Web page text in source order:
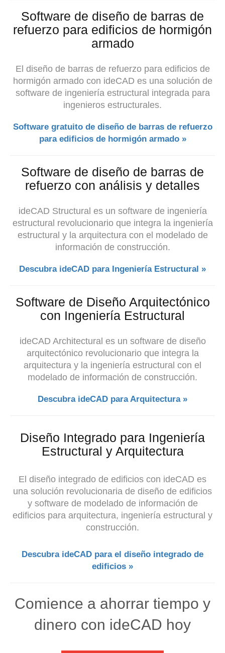
Software de diseño de barras de
refuerzo para edificios de hormigón
armado
El diseño de barras de refuerzo para edificios de
hormigón armado con ideCAD es una solución de
software de ingeniería estructural integrada para
ingenieros estructurales.
Software gratuito de diseño de barras de refuerzo
para edificios de hormigón armado »
Software de diseño de barras de
refuerzo con análisis y detalles
ideCAD Structural es un software de ingeniería
estructural revolucionario que integra la ingeniería
estructural y la arquitectura con el modelado de
información de construcción.
Descubra ideCAD para Ingeniería Estructural »
Software de Diseño Arquitectónico
con Ingeniería Estructural
ideCAD Architectural es un software de diseño
arquitectónico revolucionario que integra la
arquitectura y la ingeniería estructural con el
modelado de información de construcción.
Descubra ideCAD para Arquitectura »
Diseño Integrado para Ingeniería
Estructural y Arquitectura
El diseño integrado de edificios con ideCAD es
una solución revolucionaria de diseño de edificios
y software de modelado de información de
edificios para arquitectura, ingeniería estructural y
construcción.
Descubra ideCAD para el diseño integrado de
edificios »
Comience a ahorrar tiempo y
dinero con ideCAD hoy